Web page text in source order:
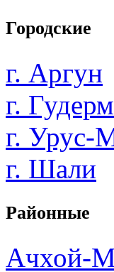
Городские
г. Аргун
г.
г. Урус-
г. Шали
Районные
Ачхой-